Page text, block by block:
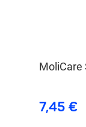
MoliCare
7,45 €